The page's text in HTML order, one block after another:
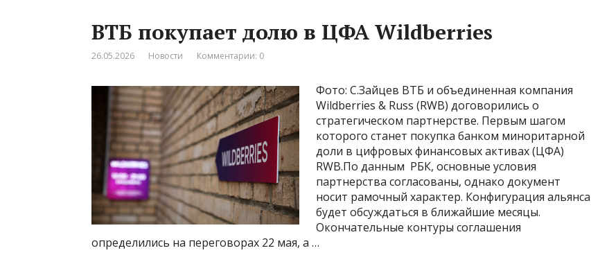
ВТБ покупает долю в ЦФА Wildberries
26.05.2026 Новости Комментарии: 0
Фото: С.Зайцев ВТБ и объединенная компания
Wildberries & Russ (RWB) договорились о
стратегическом партнерстве. Первым шагом
которого станет покупка банком миноритарной
доли в цифровых финансовых активах (ЦФА)
RWB.По данным РБК, основные условия
партнерства согласованы, однако документ
носит рамочный характер. Конфигурация альянса
будет обсуждаться в ближайшие месяцы.
Окончательные контуры соглашения
определились на переговорах 22 мая, а …